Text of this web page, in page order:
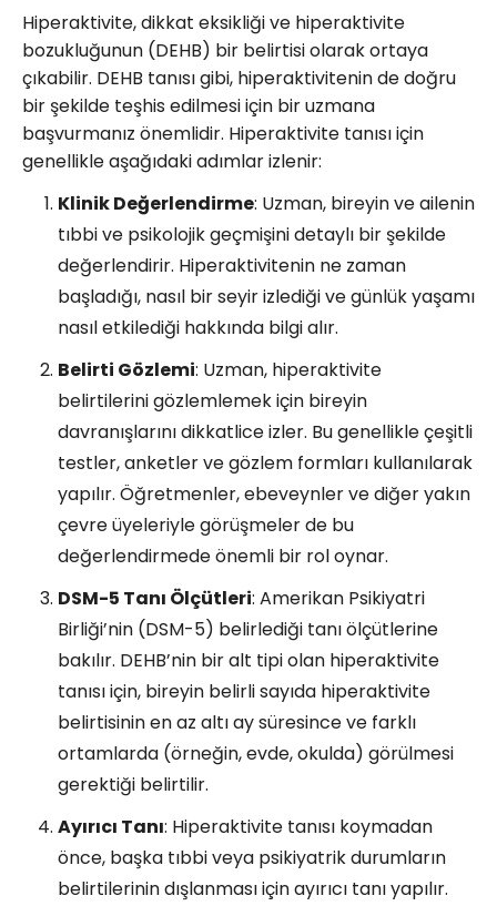
Hiperaktivite, dikkat eksikliği ve hiperaktivite
bozukluğunun (DEHB) bir belirtisi olarak ortaya
çıkabilir. DEHB tanısı gibi, hiperaktivitenin de doğru
bir şekilde teşhis edilmesi için bir uzmana
başvurmanız önemlidir. Hiperaktivite tanısı için
genellikle aşağıdaki adımlar izlenir:
Klinik Değerlendirme: Uzman, bireyin ve ailenin
tıbbi ve psikolojik geçmişini detaylı bir şekilde
değerlendirir. Hiperaktivitenin ne zaman
başladığı, nasıl bir seyir izlediği ve günlük yaşamı
nasıl etkilediği hakkında bilgi alır.
Belirti Gözlemi: Uzman, hiperaktivite
belirtilerini gözlemlemek için bireyin
davranışlarını dikkatlice izler. Bu genellikle çeşitli
testler, anketler ve gözlem formları kullanılarak
yapılır. Öğretmenler, ebeveynler ve diğer yakın
çevre üyeleriyle görüşmeler de bu
değerlendirmede önemli bir rol oynar.
DSM-5 Tanı Ölçütleri: Amerikan Psikiyatri
Birliği’nin (DSM-5) belirlediği tanı ölçütlerine
bakılır. DEHB’nin bir alt tipi olan hiperaktivite
tanısı için, bireyin belirli sayıda hiperaktivite
belirtisinin en az altı ay süresince ve farklı
ortamlarda (örneğin, evde, okulda) görülmesi
gerektiği belirtilir.
Ayırıcı Tanı: Hiperaktivite tanısı koymadan
önce, başka tıbbi veya psikiyatrik durumların
belirtilerinin dışlanması için ayırıcı tanı yapılır.